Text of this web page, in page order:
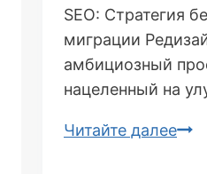
SEO: Стратегия
миграции
амбициозный
нацеленный на
Читайте далее